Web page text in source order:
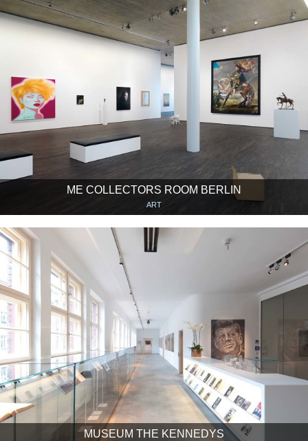
ME COLLECTORS ROOM BERLIN
ART
MUSEUM THE KENNEDYS